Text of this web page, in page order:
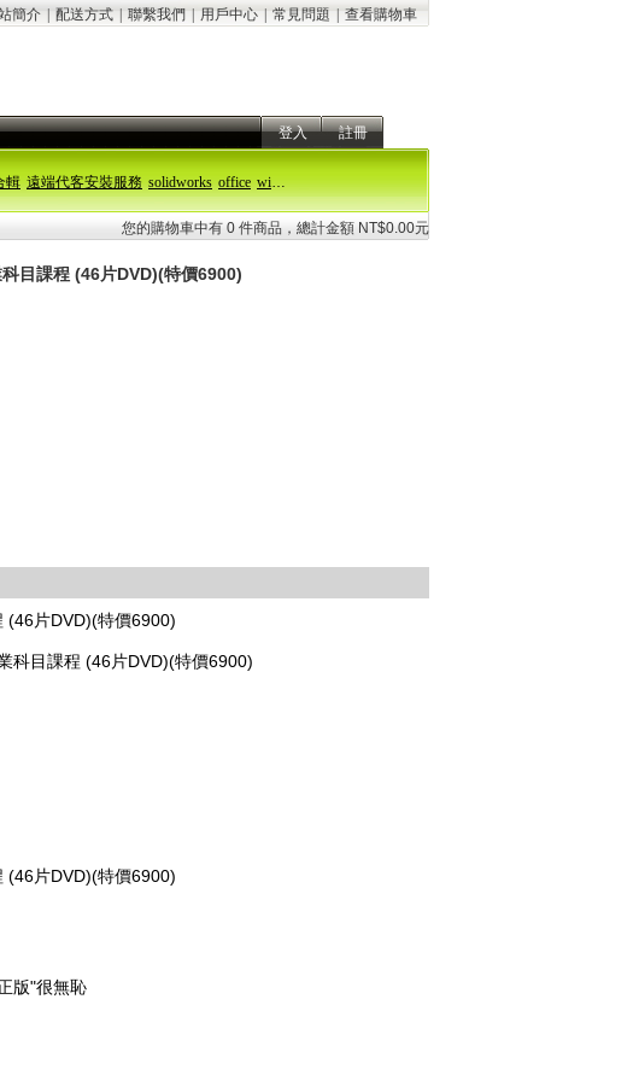
簡介 配送方式 聯繫我們 用戶中心 常見問題 查看購物車
登入 註冊
輯 遠端代客安裝服務 solidworks office windows 11
您的購物車中有 0 件商品，總計金額 NT$0.00元
目課程 (46片DVD)(特價6900)
(46片DVD)(特價6900)
科目課程 (46片DVD)(特價6900)
(46片DVD)(特價6900)
版"很無恥